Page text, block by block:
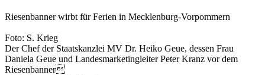
Riesenbanner wirbt für Ferien in Mecklenburg-Vorpommern
Foto: S. Krieg
Der Chef der Staatskanzlei MV Dr. Heiko Geue, dessen Frau
Daniela Geue und Landesmarketingleiter Peter Kranz vor dem
Riesenbanner